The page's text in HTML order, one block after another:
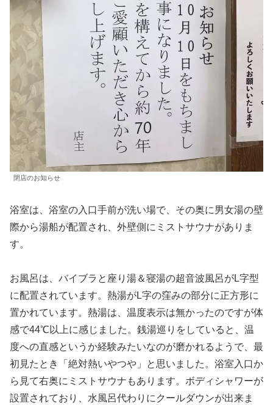
閉店のお知らせ
浴室は、浴室の入口手前が洗い場で、その奥に男女湯の壁
際から湯船が配置され、外壁側にミストサウナがありま
す。
お風呂は、バイブラと座り湯＆寝湯の超音波風呂がL字型
に配置されています。熱湯がL字の窪みの部分に正方形に
置かれています。熱湯は、温度表示は無かったのですが体
感で44℃以上に感じました。銭湯巡りをしていると、温
度への直感というか経験みたいなのが磨かれるようで、最
初見たとき「絶対熱いやつや」と思いました。浴室入口か
ら見て右奥にミストサウナもあります。ボディシャワーが
設置されており、水風呂代わりにクールダウンが出来ま